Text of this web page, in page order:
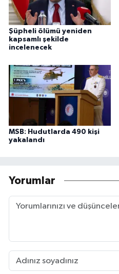
Şüpheli ölümü yeniden
kapsamlı şekilde
incelenecek
MSB: Hudutlarda 490 kişi
yakalandı
Yorumlar